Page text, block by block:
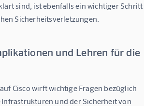
sind, ist ebenfalls ein wichtiger Schritt
Sicherheitsverletzungen.
und Lehren für die
Cisco wirft wichtige Fragen bezüglich
und der Sicherheit von